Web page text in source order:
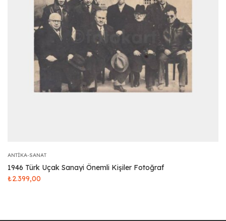
ANTIKA-SANAT
1946 Türk Uçak Sanayi Önemli Kişiler Fotoğraf
₺2.399,00